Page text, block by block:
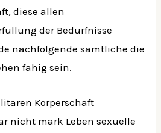
diese allen
der Bedurfnisse
nachfolgende samtliche die
fahig sein.
Korperschaft
nicht mark Leben sexuelle